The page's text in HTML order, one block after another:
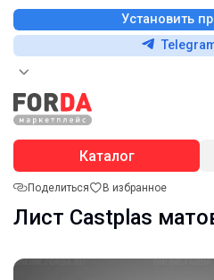
Установить
Каталог
Поделиться В избранное
Лист Castplas